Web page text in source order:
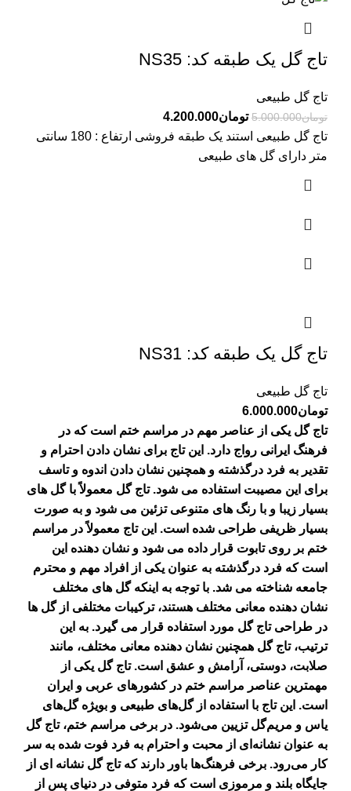
تاج گل یک طبقه کد: NS35
تاج گل طبیعی
تومان5.000.000 تومان4.200.000
تاج گل طبیعی استند یک طبقه فروشی ارتفاع : 180 سانتی
متر دارای گل های طبیعی
تاج گل یک طبقه کد: NS31
تاج گل طبیعی
تومان6.000.000
تاج گل یکی از عناصر مهم در مراسم ختم است که در
فرهنگ ایرانی رواج دارد. این تاج برای نشان دادن احترام و
تقدیر به فرد درگذشته و همچنین نشان دادن اندوه و تاسف
برای این مصیبت استفاده می شود. تاج گل معمولاً با گل های
بسیار زیبا و با رنگ های متنوعی تزئین می شود و به صورت
بسیار ظریفی طراحی شده است. این تاج معمولاً در مراسم
ختم بر روی تابوت قرار داده می شود و نشان دهنده این
است که فرد درگذشته به عنوان یکی از افراد مهم و محترم
جامعه شناخته می شد. با توجه به اینکه گل های مختلف
نشان دهنده معانی مختلف هستند، ترکیبات مختلفی از گل ها
در طراحی تاج گل مورد استفاده قرار می گیرد. به این
ترتیب، تاج گل همچنین نشان دهنده معانی مختلف، مانند
صلابت، دوستی، آرامش و عشق است. تاج گل یکی از
مهمترین عناصر مراسم ختم در کشورهای عربی و ایران
است. این تاج با استفاده از گل‌های طبیعی و بویژه گل‌های
یاس و مریم‌گل تزیین می‌شود. در برخی مراسم ختم، تاج گل
به عنوان نشانه‌ای از محبت و احترام به فرد فوت شده به سر
کار می‌رود. برخی فرهنگ‌ها باور دارند که تاج گل نشانه ای از
جایگاه بلند و مرموزی است که فرد متوفی در دنیای پس از